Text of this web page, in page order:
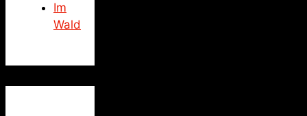
Im
Wald